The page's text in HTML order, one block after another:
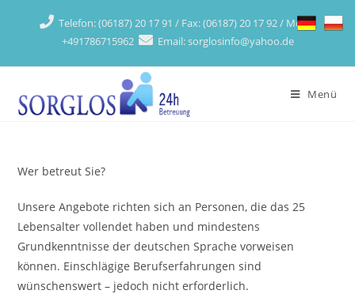
Telefon: (06187) 20 17 91 / Fax: (06187) 20 17 92 / Mobil:
+491786715962
Email: sorglosinfo@yahoo.de
Menü
Wer betreut Sie?
Unsere Angebote richten sich an Personen, die das 25
Lebensalter vollendet haben und mindestens
Grundkenntnisse der deutschen Sprache vorweisen
können. Einschlägige Berufserfahrungen sind
wünschenswert – jedoch nicht erforderlich.